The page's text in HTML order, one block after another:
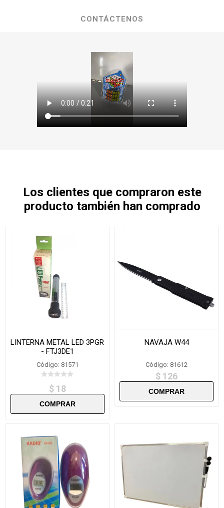
CONTÁCTENOS
Los clientes que compraron este
producto también han comprado
LINTERNA METAL LED 3PGR
- FTJ3DE1
Código: 81571
$ 18
NAVAJA W44
Código: 81612
$ 126